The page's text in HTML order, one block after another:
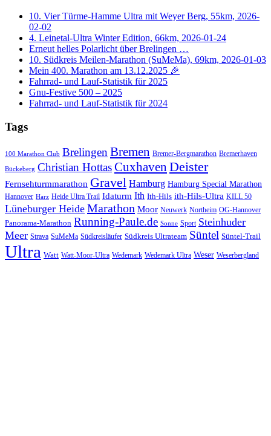
10. Vier Türme-Hamme Ultra mit Weyer Berg, 55km, 2026-
02-02
4. Leinetal-Ultra Winter Edition, 66km, 2026-01-24
Erneut helles Polarlicht über Brelingen …
10. Südkreis Meilen-Marathon (SuMeMa), 69km, 2026-01-03
Mein 400. Marathon am 13.12.2025 🎉
Fahrrad- und Lauf-Statistik für 2025
Gnu-Festive 500 – 2025
Fahrrad- und Lauf-Statistik für 2024
Tags
100 Marathon Club BrelingenBremen Bremer-Bergmarathon Bremerhaven
Bückeberg Christian HottasCuxhaven Deister
Fernsehturmmarathon Gravel Hamburg Hamburg Special Marathon
Hannover Harz Heide Ultra Trail Idaturm Ith Ith-Hils ith-Hils-Ultra KILL 50
Lüneburger Heide Marathon Moor Neuwerk Northeim OG-Hannover
Panorama-Marathon Running-Paule.de Sonne Sport Steinhuder
Meer Strava SuMeMa Südkreisläufer Südkreis Ultrateam Süntel Süntel-Trail
Ultra Watt Watt-Moor-Ultra Wedemark Wedemark Ultra Weser Weserbergland